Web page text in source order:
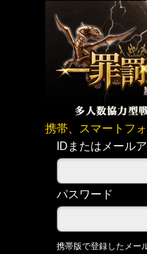
携帯、スマートフ
IDまたはメール
パスワード
携帯版で登録したメー